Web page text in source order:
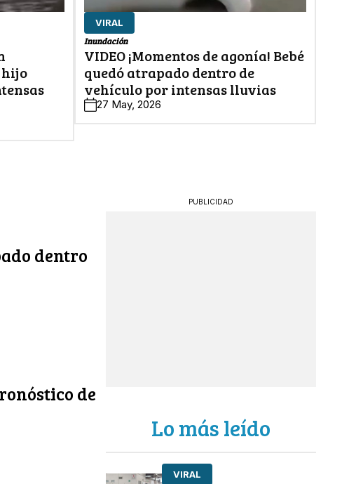
hijo
VIRAL
Inundación
VIDEO ¡Momentos de agonía! Bebé
quedó atrapado dentro de
vehículo por intensas lluvias
27 May, 2026
dentro
de
PUBLICIDAD
Lo más leído
VIRAL